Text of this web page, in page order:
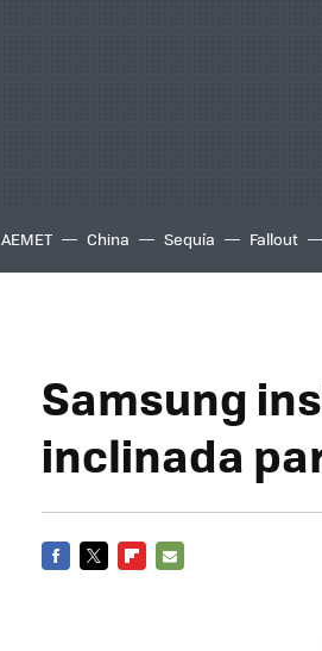
AEMET China Sequía Fallout
Samsung
inclinada